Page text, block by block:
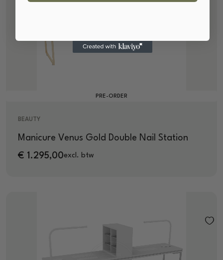
PRE-ORDER
BEAUTY
Manicure Venus Gold Double Nail Station
€ 1.295,00excl. btw